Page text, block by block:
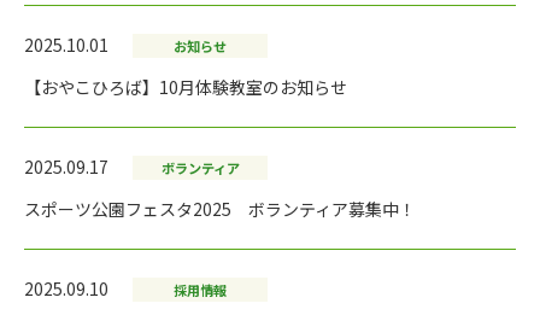
2025.10.01 お知らせ
【おやこひろば】10月体験教室のお知らせ
2025.09.17 ボランティア
スポーツ公園フェスタ2025 ボランティア募集中！
2025.09.10 採用情報